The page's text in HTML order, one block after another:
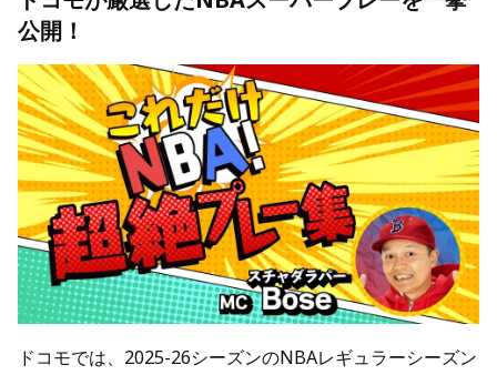
公開！
ドコモでは、2025-26シーズンのNBAレギュラーシーズン